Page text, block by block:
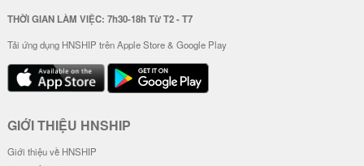
Ốp Lưng Silicon Chống Sốc Viền
20.000 đ